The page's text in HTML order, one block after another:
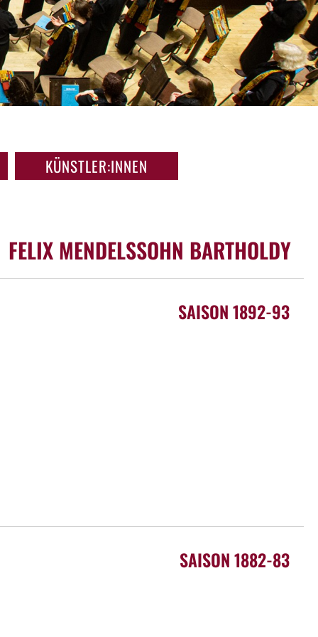
KÜNSTLER:INNEN
FELIX MENDELSSOHN BARTHOLDY
SAISON 1892-93
SAISON 1882-83